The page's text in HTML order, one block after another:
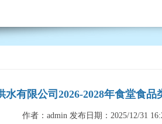
水有限公司2026-2028年食堂食
作者：admin 发布日期：2025/12/31